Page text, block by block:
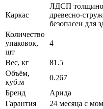
Каркас
ЛДСП
древесно-
безопасен для
Количество
упаковок,
шт
4
Вес, кг
81.5
Объём,
куб.м
0.267
Бренд
Арида
Гарантия
24 месяца с